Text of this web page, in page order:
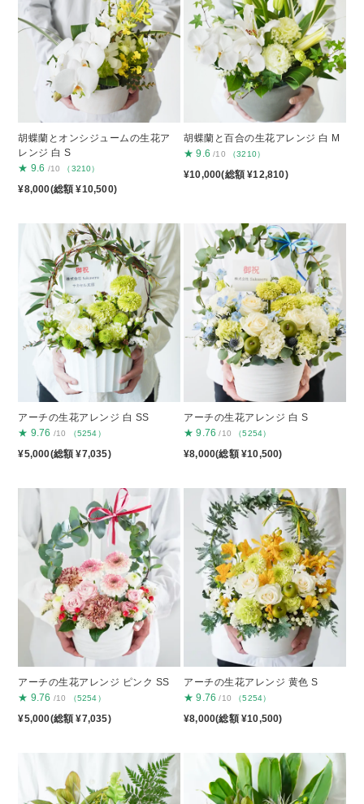
胡蝶蘭とオンシジュームの生花ア
レンジ 白 S
★ 9.6 /10 （3210）
¥8,000(総額 ¥10,500)
胡蝶蘭と百合の生花アレンジ 白 M
★ 9.6 /10 （3210）
¥10,000(総額 ¥12,810)
アーチの生花アレンジ 白 SS
★ 9.76 /10 （5254）
¥5,000(総額 ¥7,035)
アーチの生花アレンジ 白 S
★ 9.76 /10 （5254）
¥8,000(総額 ¥10,500)
アーチの生花アレンジ ピンク SS
★ 9.76 /10 （5254）
¥5,000(総額 ¥7,035)
アーチの生花アレンジ 黄色 S
★ 9.76 /10 （5254）
¥8,000(総額 ¥10,500)